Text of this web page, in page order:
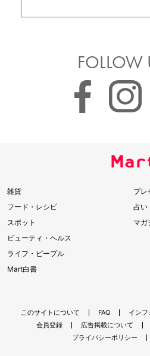
FOLLOW
雑貨
フード・レシピ
スポット
ビューティ・ヘルス
ライフ・ピープル
Mart白書
プレ
占い
マガ
このサイトについて FAQ インフ
会員登録
広告掲載について
プライバシーポリシー